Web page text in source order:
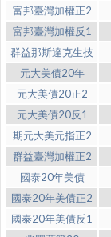
富邦臺灣加權正2
富邦臺灣加權反1
群益那斯達克生技
元大美債20年
元大美債20正2
元大美債20反1
期元大美元指正2
群益臺灣加權正2
國泰20年美債
國泰20年美債正2
國泰20年美債反1